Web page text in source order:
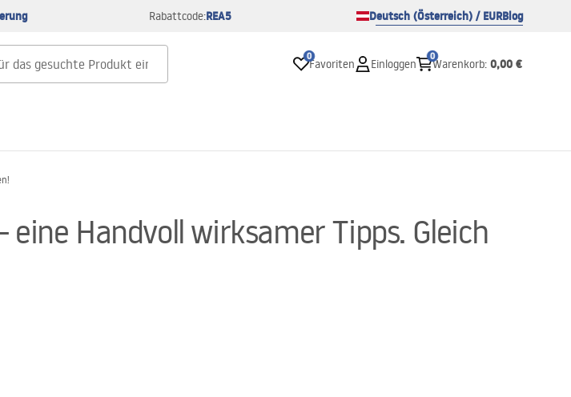
Rabattcode:REA5 Deutsch (Österreich) / EURBlog
0
Favoriten Einloggen
0
Warenkorb: 0,00 €
Handvoll wirksamer Tipps. Gleich